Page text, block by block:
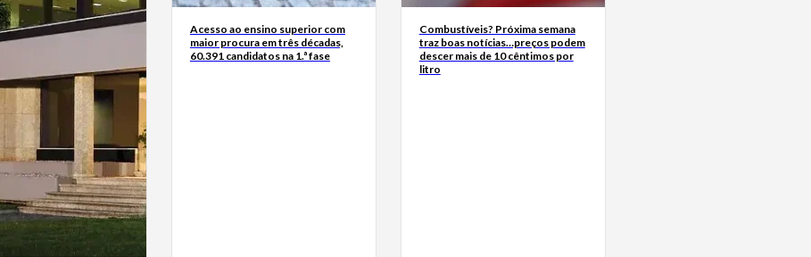
Acesso ao ensino superior com
maior procura em três décadas,
60.391 candidatos na 1.ª fase
Combustíveis? Próxima semana
traz boas notícias…preços podem
descer mais de 10 cêntimos por
litro